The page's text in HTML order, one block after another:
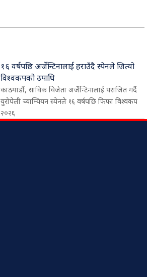
१६ वर्षपछि अर्जेन्टिनालाई हराउँदै स्पेनले जित्यो
विश्वकपको उपाधि
काठमाडौं, साविक विजेता अर्जेन्टिनालाई पराजित गर्दै
युरोपेली च्याम्पियन स्पेनले १६ वर्षपछि फिफा विश्वकप
२०२६